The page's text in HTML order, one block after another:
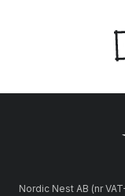
Nordic Nest AB (nr